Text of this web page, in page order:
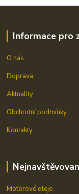
Informace pro
O nás
Doprava
Aktuality
Obchodní podmínky
Kontakty
Motorové oleje